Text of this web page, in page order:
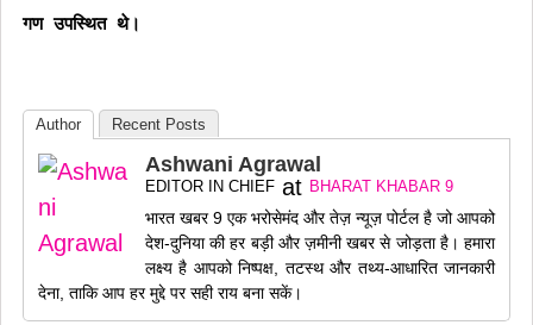
गण उपस्थित थे।
Author Recent Posts
Ashwani Agrawal
EDITOR IN CHIEF at BHARAT KHABAR 9
भारत खबर 9 एक भरोसेमंद और तेज़ न्यूज़ पोर्टल है जो आपको
देश-दुनिया की हर बड़ी और ज़मीनी खबर से जोड़ता है। हमारा
लक्ष्य है आपको निष्पक्ष, तटस्थ और तथ्य-आधारित जानकारी
देना, ताकि आप हर मुद्दे पर सही राय बना सकें।